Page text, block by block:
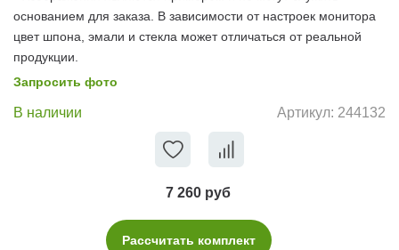
основанием для заказа. В зависимости от настроек монитора
цвет шпона, эмали и стекла может отличаться от реальной
продукции.
Запросить фото
В наличии Артикул: 244132
7 260 руб
Рассчитать комплект